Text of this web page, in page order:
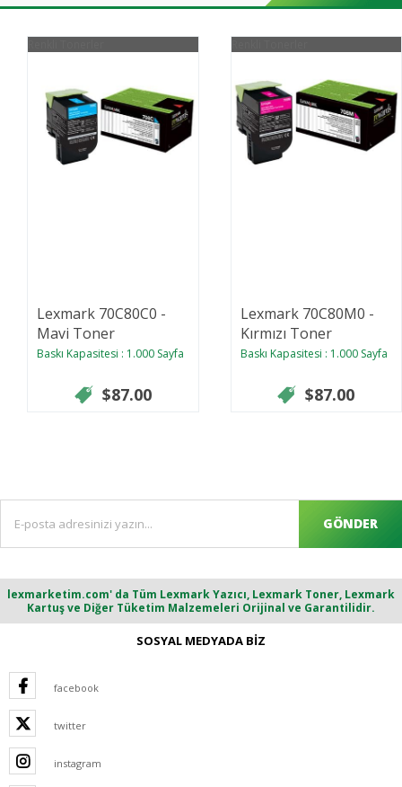
Lexmark 70C80C0 -
Mavi Toner
Baskı Kapasitesi : 1.000 Sayfa
$87.00
Lexmark 70C80M0 -
Kırmızı Toner
Baskı Kapasitesi : 1.000 Sayfa
$87.00
GÖNDER
lexmarketim.com' da Tüm Lexmark Yazıcı, Lexmark Toner, Lexmark
Kartuş ve Diğer Tüketim Malzemeleri Orijinal ve Garantilidir.
SOSYAL MEDYADA BİZ
facebook
twitter
instagram